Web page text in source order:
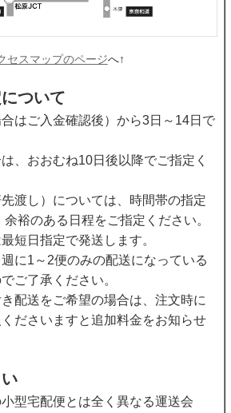
セスマップのページへ↑
ついて
はご入金確認後）から3日～14日で
、おおむね10日後以降でご指定く
渡し）については、時間帯の指定
裕のある日程をご指定ください。
短日指定で発送します。
に1～2便のみの配送になっている
ご了承ください。
配送をご希望の場合は、注文時に
ださいますと追加料金をお知らせ
型宅配便とは全く異なる運送会